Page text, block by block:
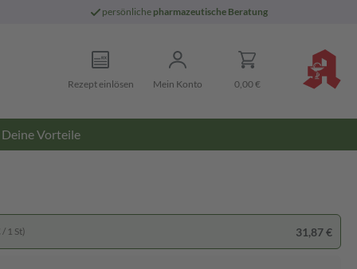
persönliche pharmazeutische Beratung
Rezept einlösen Mein Konto 0,00 €
Deine Vorteile
1 St) 31,87 €